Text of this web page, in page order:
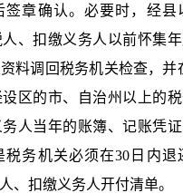
签章确认。必要时，经县
、扣缴义务人以前怀集
料调回税务机关检查，并
区的市、自治州以上的
人当年的账簿、记账凭
税务机关必须在30日内退
、扣缴义务人开付清单。